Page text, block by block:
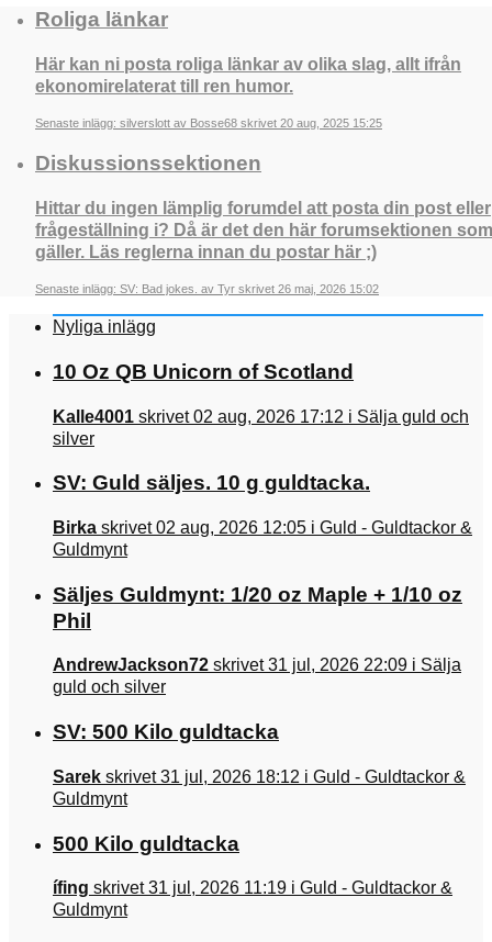
Roliga länkar
Här kan ni posta roliga länkar av olika slag, allt ifrån
ekonomirelaterat till ren humor.
Senaste inlägg: silverslott av Bosse68 skrivet 20 aug, 2025 15:25
Diskussionssektionen
Hittar du ingen lämplig forumdel att posta din post eller
frågeställning i? Då är det den här forumsektionen som
gäller. Läs reglerna innan du postar här ;)
Senaste inlägg: SV: Bad jokes. av Tyr skrivet 26 maj, 2026 15:02
Nyliga inlägg
10 Oz QB Unicorn of Scotland
Kalle4001 skrivet 02 aug, 2026 17:12 i Sälja guld och
silver
SV: Guld säljes. 10 g guldtacka.
Birka skrivet 02 aug, 2026 12:05 i Guld - Guldtackor &
Guldmynt
Säljes Guldmynt: 1/20 oz Maple + 1/10 oz
Phil
AndrewJackson72 skrivet 31 jul, 2026 22:09 i Sälja
guld och silver
SV: 500 Kilo guldtacka
Sarek skrivet 31 jul, 2026 18:12 i Guld - Guldtackor &
Guldmynt
500 Kilo guldtacka
ífing skrivet 31 jul, 2026 11:19 i Guld - Guldtackor &
Guldmynt